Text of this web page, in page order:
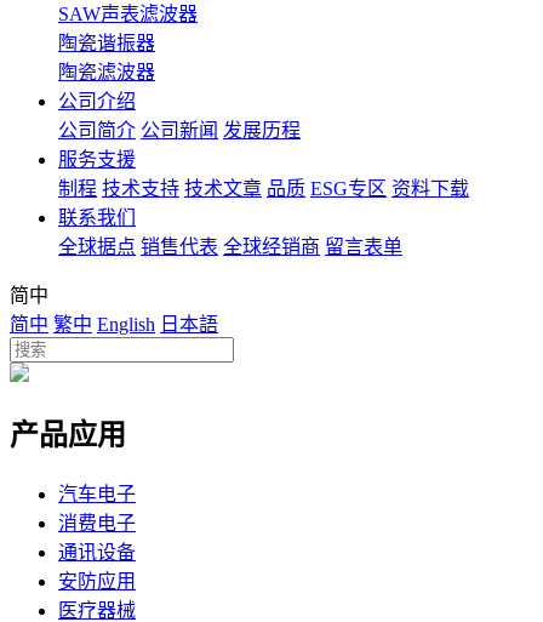
SAW声表滤波器
陶瓷谐振器
陶瓷滤波器
公司介绍
公司简介 公司新闻 发展历程
服务支援
制程 技术支持 技术文章 品质 ESG专区 资料下载
联系我们
全球据点 销售代表 全球经销商 留言表单
简中
简中 繁中 English 日本語
产品应用
汽车电子
消费电子
通讯设备
安防应用
医疗器械